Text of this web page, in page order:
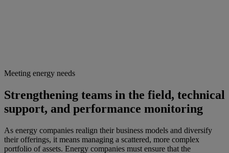
Meeting energy needs
Strengthening teams in the field, technical
support, and performance monitoring
As energy companies realign their business models and diversify
their offerings, it means managing a scattered, more complex
portfolio of assets. Energy companies must ensure that the